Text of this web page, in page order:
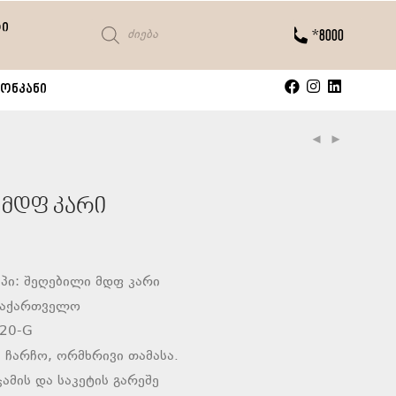
*8000
კარი
შეღებილი მდფ კარი
G
ორმხრივი თამასა.
და საკეტის გარეშე